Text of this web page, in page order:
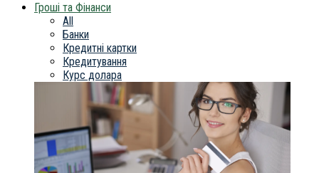
Гроші та Фінанси
All
Банки
Кредитні картки
Кредитування
Курс долара